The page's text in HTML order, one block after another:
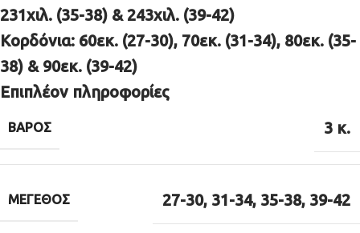
231χιλ. (35-38) & 243χιλ. (39-42)
Κορδόνια: 60εκ. (27-30), 70εκ. (31-34), 80εκ. (35-
38) & 90εκ. (39-42)
Επιπλέον πληροφορίες
ΒΆΡΟΣ 3 κ.
ΜΈΓΕΘΟΣ 27-30, 31-34, 35-38, 39-42